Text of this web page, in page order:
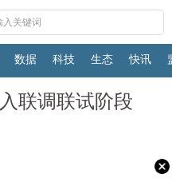
数据 科技 生态 快讯
联调联试阶段